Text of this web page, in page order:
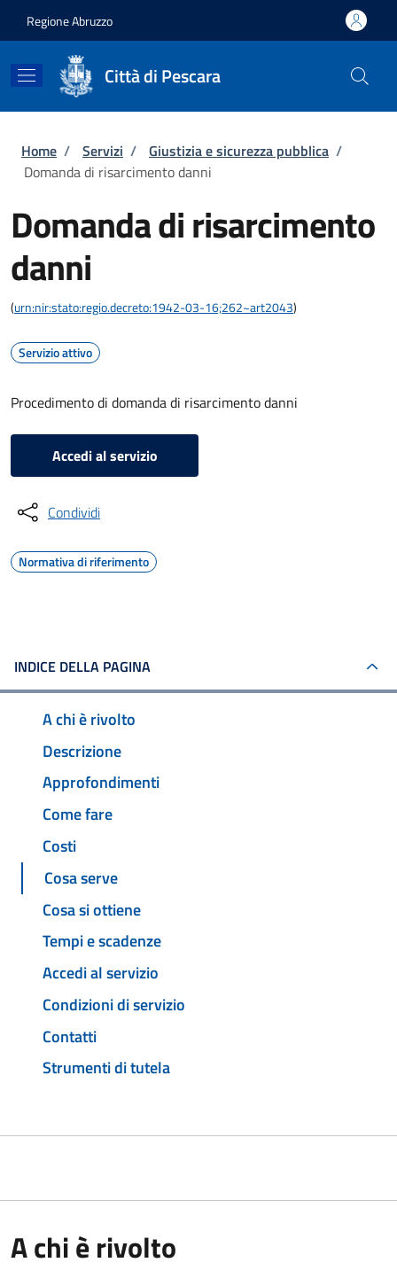
Regione Abruzzo
Città di Pescara
Briciole di pane
Home / Servizi / Giustizia e sicurezza pubblica /
Domanda di risarcimento danni
Domanda di risarcimento
danni
(urn:nir:stato:regio.decreto:1942-03-16;262~art2043)
Servizio attivo
Procedimento di domanda di risarcimento danni
Accedi al servizio
Condividi
Normativa di riferimento
INDICE DELLA PAGINA
A chi è rivolto
Descrizione
Approfondimenti
Come fare
Costi
Cosa serve
Cosa si ottiene
Tempi e scadenze
Accedi al servizio
Condizioni di servizio
Contatti
Strumenti di tutela
A chi è rivolto